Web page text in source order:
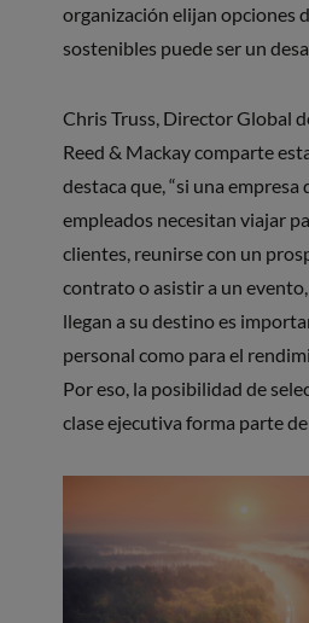
organización elijan opciones
sostenibles puede ser un
Chris Truss, Director Global
Reed & Mackay comparte
destaca que, “si una
empleados necesitan viajar
clientes, reunirse con un
contrato o asistir a un
llegan a su destino es
personal como para el
Por eso, la posibilidad de
clase ejecutiva forma parte de